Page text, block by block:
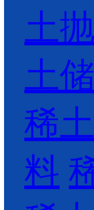
土
土
稀
料